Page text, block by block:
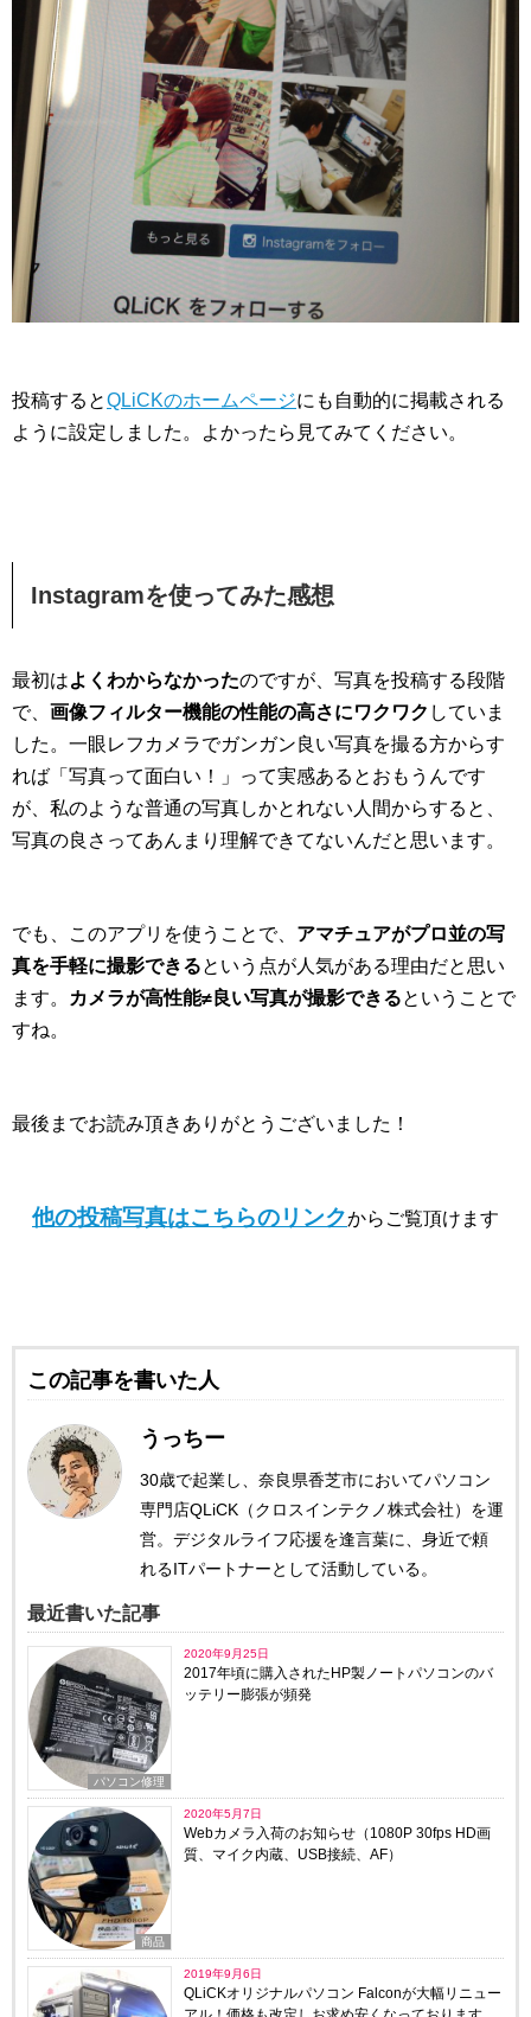
投稿するとQLiCKのホームページにも自動的に掲載される
ように設定しました。よかったら見てみてください。
Instagramを使ってみた感想
最初はよくわからなかったのですが、写真を投稿する段階
で、 画像フィルター機能の性能の高さにワクワク していま
した。一眼レフカメラでガンガン良い写真を撮る方からす
れば「写真って面白い！」って実感あるとおもうんです
が、私のような普通の写真しかとれない人間からすると、
写真の良さってあんまり理解できてないんだと思います。
でも、このアプリを使うことで、 アマチュアがプロ並の写
真を手軽に撮影できるという点が人気がある理由だと思い
ます。
カメラが高性能≠良い写真が撮影できるということで
すね。
最後までお読み頂きありがとうございました！
他の投稿写真はこちらのリンクからご覧頂けます
この記事を書いた人
うっちー
30歳で起業し、奈良県香芝市においてパソコン
専門店QLiCK（クロスインテクノ株式会社）を運
営。デジタルライフ応援を逢言葉に、身近で頼
れるITパートナーとして活動している。
最近書いた記事
パソコン修理
2020年9月25日
2017年頃に購入されたHP製ノートパソコンのバ
ッテリー膨張が頻発
商品
2020年5月7日
Webカメラ入荷のお知らせ（1080P 30fps HD画
質、マイク内蔵、USB接続、AF）
2019年9月6日
QLiCKオリジナルパソコン Falconが大幅リニュー